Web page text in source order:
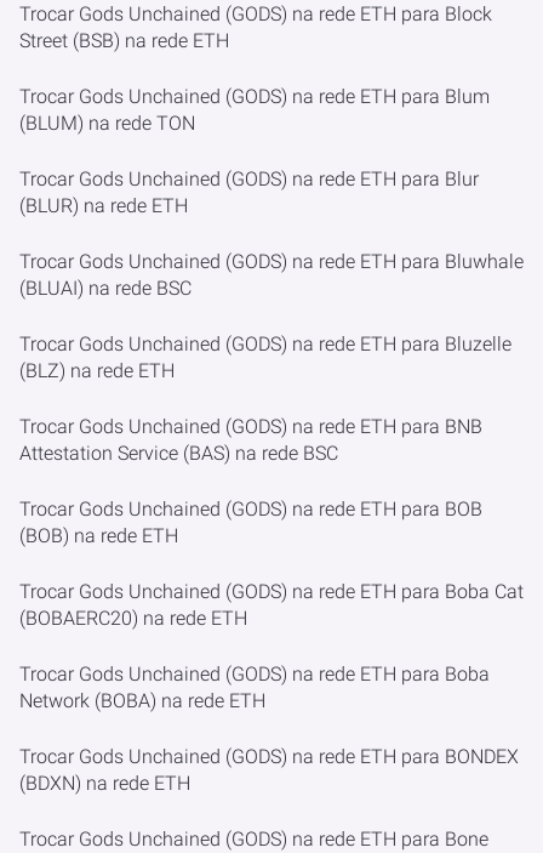
Trocar Gods Unchained (GODS) na rede ETH para Block
Street (BSB) na rede ETH
Trocar Gods Unchained (GODS) na rede ETH para Blum
(BLUM) na rede TON
Trocar Gods Unchained (GODS) na rede ETH para Blur
(BLUR) na rede ETH
Trocar Gods Unchained (GODS) na rede ETH para Bluwhale
(BLUAI) na rede BSC
Trocar Gods Unchained (GODS) na rede ETH para Bluzelle
(BLZ) na rede ETH
Trocar Gods Unchained (GODS) na rede ETH para BNB
Attestation Service (BAS) na rede BSC
Trocar Gods Unchained (GODS) na rede ETH para BOB
(BOB) na rede ETH
Trocar Gods Unchained (GODS) na rede ETH para Boba Cat
(BOBAERC20) na rede ETH
Trocar Gods Unchained (GODS) na rede ETH para Boba
Network (BOBA) na rede ETH
Trocar Gods Unchained (GODS) na rede ETH para BONDEX
(BDXN) na rede ETH
Trocar Gods Unchained (GODS) na rede ETH para Bone